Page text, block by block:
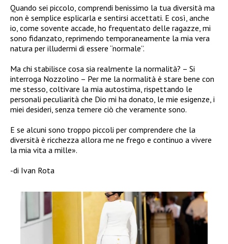
Quando sei piccolo, comprendi benissimo la tua diversità ma
non è semplice esplicarla e sentirsi accettati. E così, anche
io, come sovente accade, ho frequentato delle ragazze, mi
sono fidanzato, reprimendo temporaneamente la mia vera
natura per illudermi di essere “normale”.
Ma chi stabilisce cosa sia realmente la normalità? – Si
interroga Nozzolino – Per me la normalità è stare bene con
me stesso, coltivare la mia autostima, rispettando le
personali peculiarità che Dio mi ha donato, le mie esigenze, i
miei desideri, senza temere ciò che veramente sono.
E se alcuni sono troppo piccoli per comprendere che la
diversità è ricchezza allora me ne frego e continuo a vivere
la mia vita a mille».
-di Ivan Rota